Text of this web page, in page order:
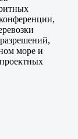
море и